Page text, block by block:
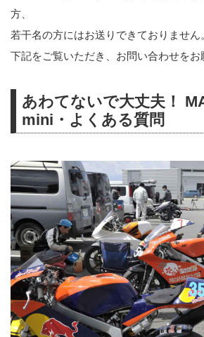
方、
若干名の方にはお送りできておりませ
下記をご覧いただき、お問い合わせをお
あわてないで大丈夫！
mini・よくある質問